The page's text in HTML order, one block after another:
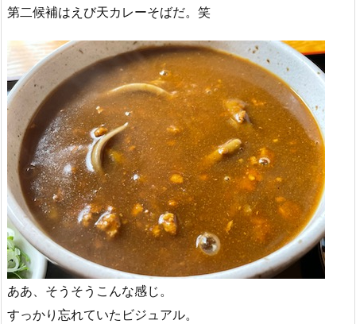
第二候補はえび天カレーそばだ。笑
ああ、そうそうこんな感じ。
すっかり忘れていたビジュアル。